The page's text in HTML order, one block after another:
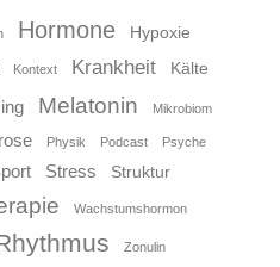
Hormone
Hypoxie
Kontext Krankheit Kälte
Melatonin Mikrobiom
Physik Podcast Psyche
Stress Struktur
Wachstumshormon
Zonulin